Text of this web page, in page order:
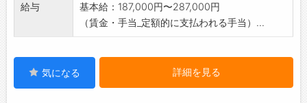
給与
基本給：187,000円〜287,000円
（賃金・手当_定額的に支払われる手当）...
気になる 詳細を見る